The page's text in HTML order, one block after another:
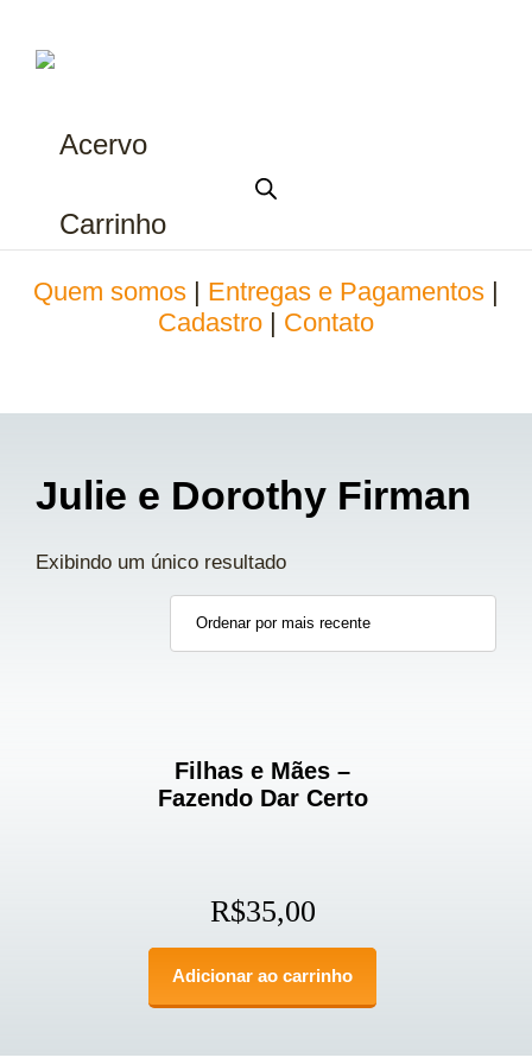
Acervo
Carrinho
Quem somos Entregas e Pagamentos
Cadastro
Contato
Julie e Dorothy Firman
Exibindo um único resultado
Filhas e Mães –
Fazendo Dar Certo
R$35,00
Adicionar ao carrinho